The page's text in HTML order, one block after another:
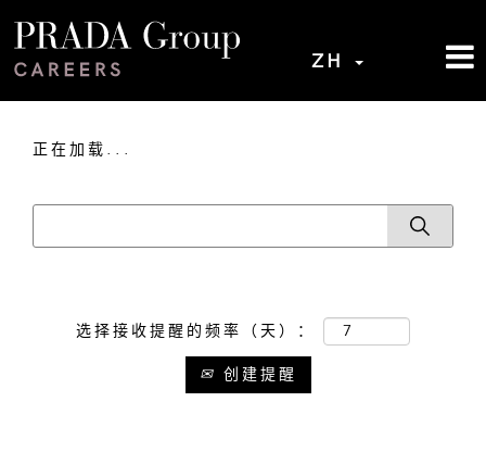
ZH
正在加载...
选择接收提醒的频率（天）：
创建提醒